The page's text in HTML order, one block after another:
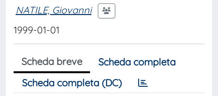
NATILE, Giovanni
1999-01-01
Scheda breve
Scheda completa
Scheda completa (DC)